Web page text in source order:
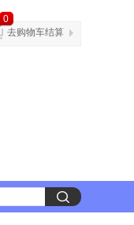
0
去购物车结算